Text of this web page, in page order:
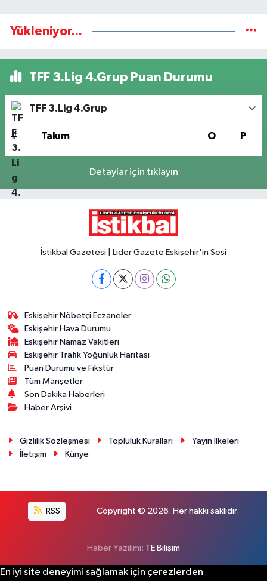
Yükleniyor...
TFF 3.Lig 4.Grup Puan Durumu
TFF 3.Lig 4.Grup
# Takım O P
Detaylar için tıklayın
İstikbal Gazetesi | Lider Gazete Eskişehir'in Sesi
Eskişehir Nöbetçi Eczaneler
Eskişehir Hava Durumu
Eskişehir Namaz Vakitleri
Eskişehir Trafik Yoğunluk Haritası
Puan Durumu ve Fikstür
Tüm Manşetler
Son Dakika Haberleri
Haber Arşivi
Gizlilik Sözleşmesi Topluluk Kuralları
Yayın İlkeleri
İletişim
Künye
RSS Copyright © 2026. Her hakkı saklıdır.
Haber Yazılımı: TE Bilişim
En iyi site deneyimi sağlamak için çerezlerden